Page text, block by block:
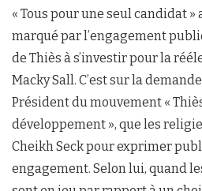
« Tous pour une seul candidat »
marqué par l’engagement
de Thiès à s’investir pour la
Macky Sall. C’est sur la
Président du mouvement «
développement », que les
Cheikh Seck pour exprimer
engagement. Selon lui, quand